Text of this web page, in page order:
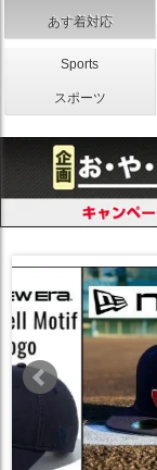
あす着対応
Sports
スポーツ